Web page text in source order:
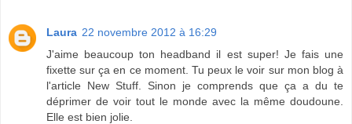
Laura 22 novembre 2012 à 16:29
J'aime beaucoup ton headband il est super! Je fais une
fixette sur ça en ce moment. Tu peux le voir sur mon blog à
l'article New Stuff. Sinon je comprends que ça a du te
déprimer de voir tout le monde avec la même doudoune.
Elle est bien jolie.